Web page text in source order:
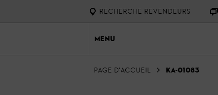
RECHERCHE REVENDEURS
Menu
Page d'accueil KA-01083